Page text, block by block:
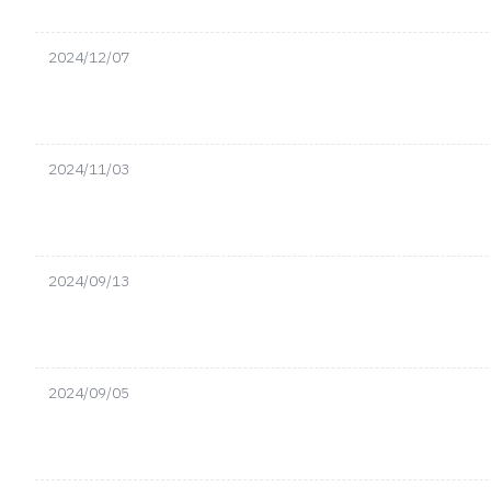
2024/12/07
2024/11/03
2024/09/13
2024/09/05